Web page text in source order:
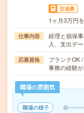
交通費
1ヶ月3万円
仕事内容
経理と損保
入、支出デ
応募資格
ブランクOK
事務の経験
職場の雰囲気
職場の様子